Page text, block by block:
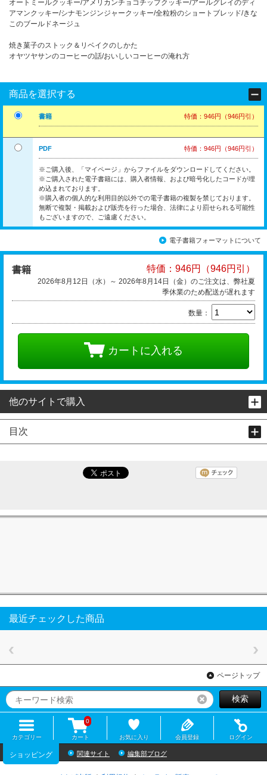
オートミールクッキー/アメリカンチョコチップクッキー/アールグレイのディ
アマンクッキー/シナモンジンジャークッキー/全粒粉のショートブレッド/きな
このブールドネージュ
焼き菓子のストック＆リベイクのしかた
オヤツヤサンのコーヒーの話/おいしいコーヒーの淹れ方
商品を選択する
書籍 特価：946円（946円引）
PDF 特価：946円（946円引）
※ご購入後、「マイページ」からファイルをダウンロードしてください。
※ご購入された電子書籍には、購入者情報、および暗号化したコードが埋
め込まれております。
※購入者の個人的な利用目的以外での電子書籍の複製を禁じております。
無断で複製・掲載および販売を行った場合、法律により罰せられる可能性
もございますので、ご遠慮ください。
電子書籍フォーマットについて
書籍 特価：946円（946円引）
2026年8月12日（水）～ 2026年8月14日（金）のご注文は、弊社夏
季休業のため配送が遅れます
数量：
カートに入れる
他のサイトで購入
目次
最近チェックした商品
ページトップ
リセット検索
カテゴリー カート
0
お気に入り 会員登録 ログイン
ショッピング 関連サイト 編集部ブログ